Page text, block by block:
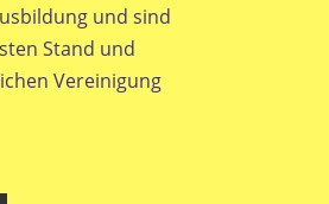
und sind
Stand und
Vereinigung